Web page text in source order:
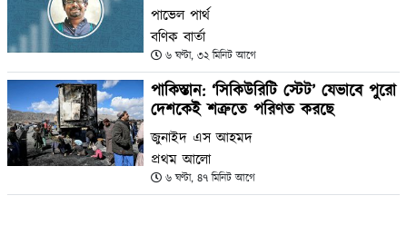
পাভেল পার্থ
বণিক বার্তা
৬ ঘণ্টা, ৩২ মিনিট আগে
পাকিস্তান: ‘সিকিউরিটি স্টেট’ যেভাবে পুরো
দেশকেই শত্রুতে পরিণত করছে
জুনাইদ এস আহমদ
প্রথম আলো
৬ ঘণ্টা, ৪৭ মিনিট আগে